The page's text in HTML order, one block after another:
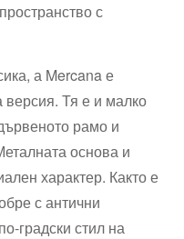
с
а Mercana е
версия. Тя е и малко
рамо и
основа и
характер. Както е
с антични
градски стил на